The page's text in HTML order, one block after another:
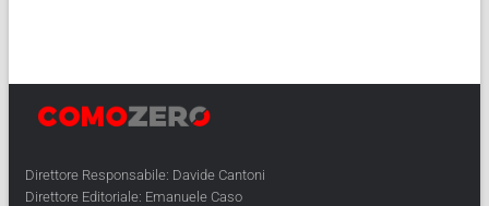
Direttore Responsabile: Davide Cantoni
Direttore Editoriale: Emanuele Caso